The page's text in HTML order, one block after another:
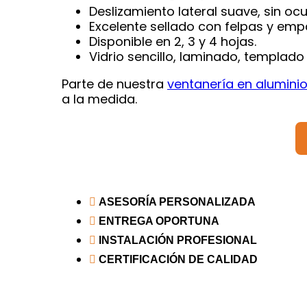
Deslizamiento lateral suave, sin
Excelente sellado con felpas y
Disponible en 2, 3 y 4 hojas.
Vidrio sencillo, laminado,
Parte de nuestra ventanería en
a la medida.
ASESORÍA PERSONALIZADA
ENTREGA OPORTUNA
INSTALACIÓN PROFESIONAL
CERTIFICACIÓN DE CALIDAD